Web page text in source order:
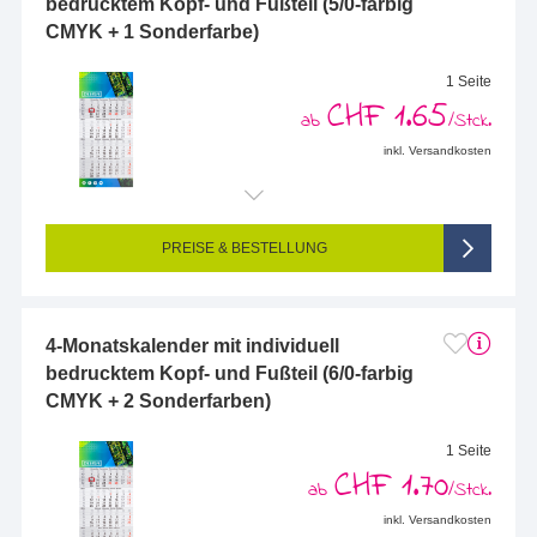
CMYK + 1 Sonderfarbe)
1 Seite
ab CHF 1.65/Stck.
inkl. Versandkosten
Endformat (bedruckte Fläche): 300 x 650 mm
Seitigkeit: 1-seitig (Vorderseite bedruckt, Rückseite unbedruckt)
5/0-farbig (vollfarbig bedruckt + 1 Sonderfarbe)
PREISE & BESTELLUNG
4-Monatskalender mit individuell
bedrucktem Kopf- und Fußteil (6/0-farbig
CMYK + 2 Sonderfarben)
1 Seite
ab CHF 1.70/Stck.
inkl. Versandkosten